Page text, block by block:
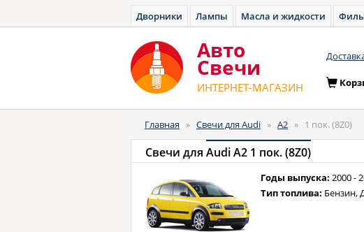
Дворники Лампы Масла и жидкости
Авто
Cвечи
ИНТЕРНЕТ-МАГАЗИН
Главная » Свечи для Audi » A2 » 1 пок. (8Z0)
Свечи для Audi A2 1 пок. (8Z0)
Годы выпуска: 2000 -
Тип топлива: Бензин,